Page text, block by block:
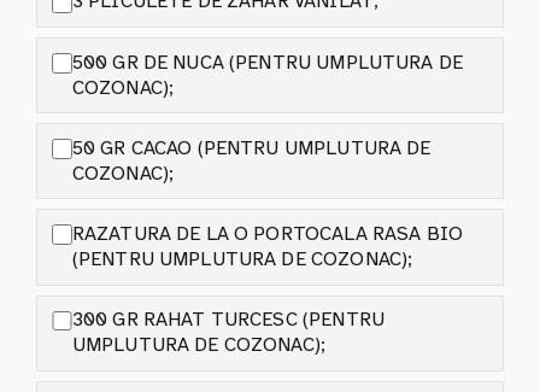
500 GR DE NUCA (PENTRU UMPLUTURA DE
COZONAC);
50 GR CACAO (PENTRU UMPLUTURA DE
COZONAC);
RAZATURA DE LA O PORTOCALA RASA BIO
(PENTRU UMPLUTURA DE COZONAC);
300 GR RAHAT TURCESC (PENTRU
UMPLUTURA DE COZONAC);